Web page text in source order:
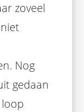
zoveel
Nog
gedaan